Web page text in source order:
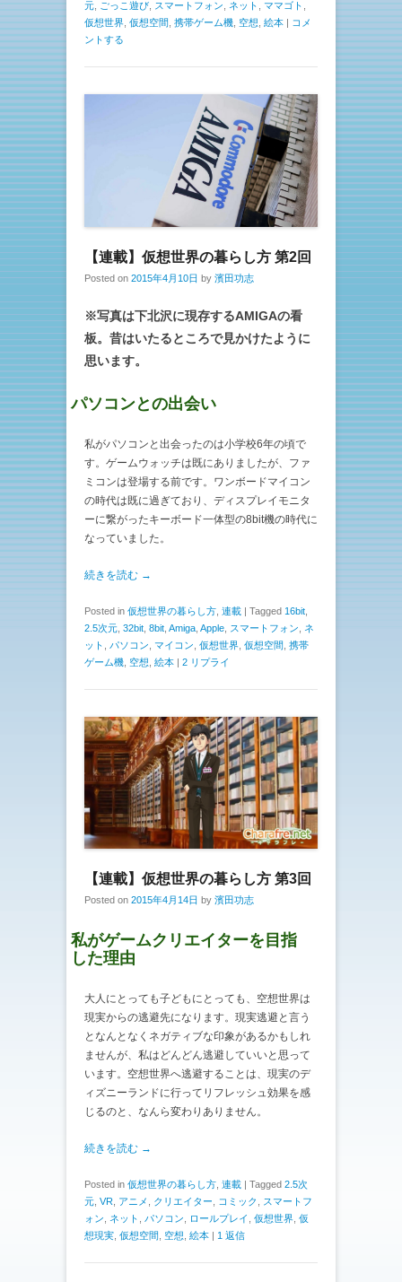
元
ごっこ遊び スマートフォン ネット ママゴト
仮想世界 仮想空間 携帯ゲーム機 空想 絵本
コメ
ントする
【連載】仮想世界の暮らし方 第2回
Posted on 2015年4月10日 by 濱田功志
※写真は下北沢に現存するAMIGAの看
板。昔はいたるところで見かけたように
思います。
パソコンとの出会い
私がパソコンと出会ったのは小学校6年の頃で
す。ゲームウォッチは既にありましたが、ファ
ミコンは登場する前です。ワンボードマイコン
の時代は既に過ぎており、ディスプレイモニタ
ーに繋がったキーボード一体型の8bit機の時代に
なっていました。
続きを読む →
Posted in 仮想世界の暮らし方 連載 | Tagged 16bit
2.5次元 32bit 8bit Amiga Apple スマートフォン ネ
ット
パソコン マイコン 仮想世界 仮想空間 携帯
ゲーム機 空想 絵本 | 2 リプライ
【連載】仮想世界の暮らし方 第3回
Posted on 2015年4月14日 by 濱田功志
私がゲームクリエイターを目指
した理由
大人にとっても子どもにとっても、空想世界は
現実からの逃避先になります。現実逃避と言う
となんとなくネガティブな印象があるかもしれ
ませんが、私はどんどん逃避していいと思って
います。空想世界へ逃避することは、現実のデ
ィズニーランドに行ってリフレッシュ効果を感
じるのと、なんら変わりありません。
続きを読む →
Posted in 仮想世界の暮らし方 連載 | Tagged 2.5次
元 VR アニメ クリエイター コミック
スマートフ
ォン ネット パソコン ロールプレイ 仮想世界 仮
想現実 仮想空間 空想 絵本 | 1 返信